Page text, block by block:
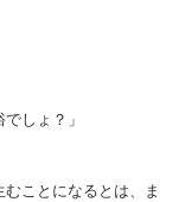
しょ？」
ことになるとは、ま